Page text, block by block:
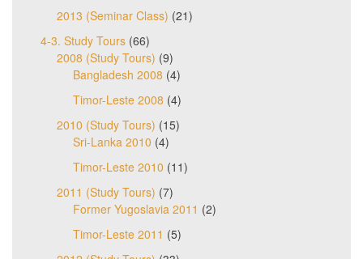
2013 (Seminar Class) (21)
4-3. Study Tours (66)
2008 (Study Tours) (9)
Bangladesh 2008 (4)
Timor-Leste 2008 (4)
2010 (Study Tours) (15)
Sri-Lanka 2010 (4)
Timor-Leste 2010 (11)
2011 (Study Tours) (7)
Former Yugoslavia 2011 (2)
Timor-Leste 2011 (5)